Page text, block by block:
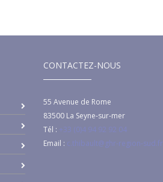
CONTACTEZ-NOUS
55 Avenue de Rome
83500 La Seyne-sur-mer
Tél : +33 (0)4 94 92 92 04
Email : c.thibault@ghr-region-sud.fr